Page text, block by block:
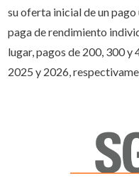
su oferta inicial de un
paga de rendimiento
lugar, pagos de 200, 300 y
2025 y 2026,